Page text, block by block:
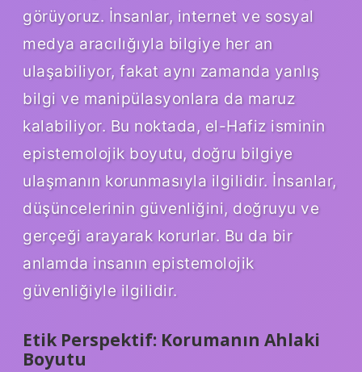
görüyoruz. İnsanlar, internet ve sosyal
medya aracılığıyla bilgiye her an
ulaşabiliyor, fakat aynı zamanda yanlış
bilgi ve manipülasyonlara da maruz
kalabiliyor. Bu noktada, el-Hafiz isminin
epistemolojik boyutu, doğru bilgiye
ulaşmanın korunmasıyla ilgilidir. İnsanlar,
düşüncelerinin güvenliğini, doğruyu ve
gerçeği arayarak korurlar. Bu da bir
anlamda insanın epistemolojik
güvenliğiyle ilgilidir.
Etik Perspektif: Korumanın Ahlaki
Boyutu